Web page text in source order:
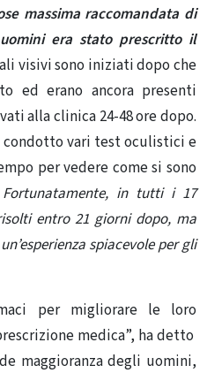
massima raccomandata di
era stato prescritto il
visivi sono iniziati dopo che
ed erano ancora presenti
​​alla clinica 24-48 ore dopo.
condotto vari test oculistici e
per vedere come si sono
Fortunatamente, in tutti i 17
entro 21 giorni dopo, ma
spiacevole per gli
per migliorare le loro
medica”, ha detto
maggioranza degli uomini,